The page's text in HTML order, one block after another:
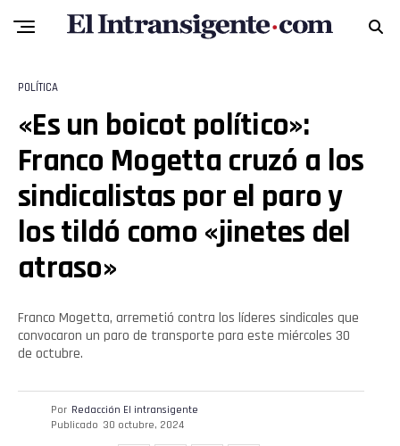
POLÍTICA
«Es un boicot político»:
Franco Mogetta cruzó a los
sindicalistas por el paro y
los tildó como «jinetes del
atraso»
Franco Mogetta, arremetió contra los líderes sindicales que
convocaron un paro de transporte para este miércoles 30
de octubre.
Por Redacción El intransigente
Publicado 30 octubre, 2024